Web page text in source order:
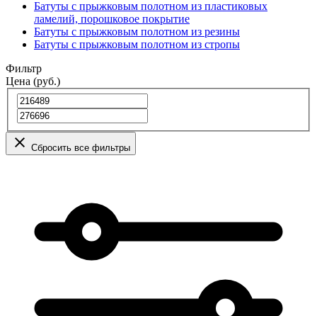
Батуты с прыжковым полотном из пластиковых
ламелий, порошковое покрытие
Батуты с прыжковым полотном из резины
Батуты с прыжковым полотном из стропы
Фильтр
Цена (руб.)
Сбросить все фильтры